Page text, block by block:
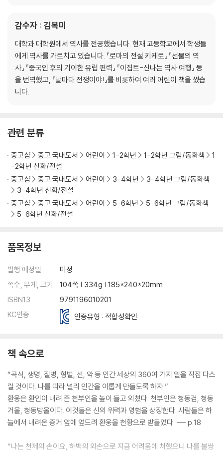
감수자 : 김복미
대학과 대학원에서 역사를 전공했습니다. 현재 고등학교에서 학생들
에게 역사를 가르치고 있습니다. 『로마의 전설 키케로』 『선물의 역
사』 『중국인 후의 기이한 유럽 편력』 『이집트-신나는 역사 여행』 등
을 번역했고, 『날마다 전쟁이야!』를 비롯하여 여러 어린이 책을 썼습
니다.
관련 분류
중고샵 중고 국내도서 어린이 1-2학년 1-2학년 그림/동화책
1
-2학년 신화/전설
중고샵
중고 국내도서 어린이 3-4학년
3-4학년 그림/동화책
3-4학년 신화/전설
중고샵
중고 국내도서 어린이 5-6학년
5-6학년 그림/동화책
5-6학년 신화/전설
품목정보
발행 예정일
미정
쪽수, 무게, 크기
104쪽 | 334g | 185*240*20mm
ISBN13
9791196010201
KC인증
인증유형 : 적합성확인
책 속으로
“곡식, 생명, 질병, 형벌, 선, 악 등 인간 세상의 360여 가지 일을 직접 다스
릴 것이다. 나를 따라 널리 인간을 이롭게 만들도록 하자.”
환웅은 환인이 내려 준 천부인을 높이 들고 외쳤다. 천부인은 청동검, 청동
거울, 청동방울이다. 이것들은 신의 위력과 영험을 상징한다. 사람들은 하
늘에서 내려온 증거 앞에 엎드려 환웅을 천황으로 받들었다. --- p.18
“나는 천제의 손이요, 하백의 외손으로 지금 어려움에 처했으니 나를 불쌍